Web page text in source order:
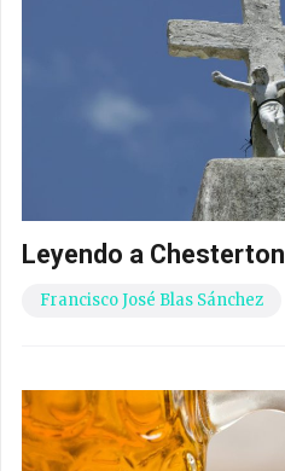
Leyendo a Chesterton
Francisco José Blas Sánchez